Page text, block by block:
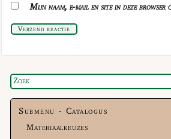
Mijn naam, e-mail en site in deze browser
Verzend reactie
Submenu - Catalogus
Materiaalkeuzes